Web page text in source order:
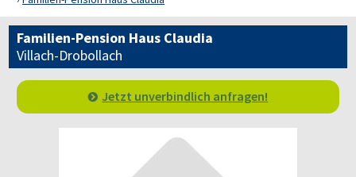
Familien-Pension Haus Claudia
Villach-Drobollach
Jetzt unverbindlich anfragen!